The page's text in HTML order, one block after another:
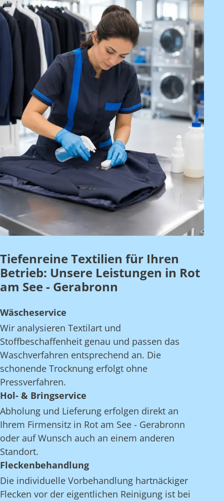
Tiefenreine Textilien für Ihren
Betrieb: Unsere Leistungen in Rot
am See - Gerabronn
Wäscheservice
Wir analysieren Textilart und
Stoffbeschaffenheit genau und passen das
Waschverfahren entsprechend an. Die
schonende Trocknung erfolgt ohne
Pressverfahren.
Hol- & Bringservice
Abholung und Lieferung erfolgen direkt an
Ihrem Firmensitz in Rot am See - Gerabronn
oder auf Wunsch auch an einem anderen
Standort.
Fleckenbehandlung
Die individuelle Vorbehandlung hartnäckiger
Flecken vor der eigentlichen Reinigung ist bei